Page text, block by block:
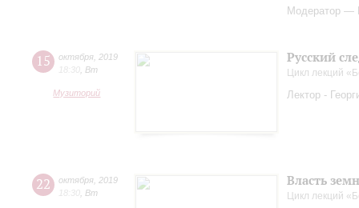
Модератор —
15 октября 2019
18:30 Вт
Музиторий
Русский
Цикл лекций
Лектор -
22 октября 2019
18:30 Вт
Власть
Цикл лекций